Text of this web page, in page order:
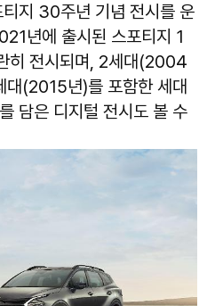
지 30주년 기념 전시를 운
년에 출시된 스포티지 1
히 전시되며, 2세대(2004
(2015년)를 포함한 세대
담은 디지털 전시도 볼 수